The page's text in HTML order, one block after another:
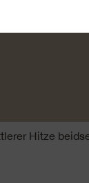
von ca. 7×4
Hitze